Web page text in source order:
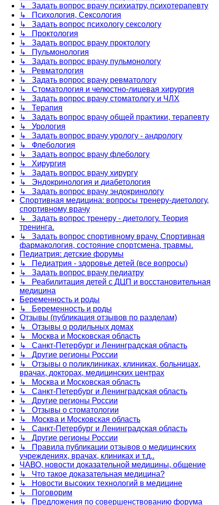
↳ Задать вопрос врачу психиатру, психотерапевту
↳ Психология, Сексология
↳ Задать вопрос психологу сексологу
↳ Проктология
↳ Задать вопрос врачу проктологу
↳ Пульмонология
↳ Задать вопрос врачу пульмонологу
↳ Ревматология
↳ Задать вопрос врачу ревматологу
↳ Стоматология и челюстно-лицевая хирургия
↳ Задать вопрос врачу стоматологу и ЧЛХ
↳ Терапия
↳ Задать вопрос врачу общей практики, терапевту
↳ Урология
↳ Задать вопрос врачу урологу - андрологу
↳ Флебология
↳ Задать вопрос врачу флебологу
↳ Хирургия
↳ Задать вопрос врачу хирургу
↳ Эндокринология и диабетология
↳ Задать вопрос врачу эндокринологу
Спортивная медицина: вопросы тренеру-диетологу,
спортивному врачу
↳ Задать вопрос тренеру - диетологу. Теория
тренинга.
↳ Задать вопрос спортивному врачу. Спортивная
фармакология, состояние спортсмена, травмы.
Педиатрия: детские форумы
↳ Педиатрия - здоровье детей (все вопросы)
↳ Задать вопрос врачу педиатру
↳ Реабилитация детей с ДЦП и восстановительная
медицина
Беременность и роды
↳ Беременность и роды
Отзывы (публикация отзывов по разделам)
↳ Отзывы о родильных домах
↳ Москва и Московская область
↳ Санкт-Петербург и Ленинградская область
↳ Другие регионы России
↳ Отзывы о поликлиниках, клиниках, больницах,
врачах, докторах, медицинских центрах
↳ Москва и Московская область
↳ Санкт-Петербург и Ленинградская область
↳ Другие регионы России
↳ Отзывы о стоматологии
↳ Москва и Московская область
↳ Санкт-Петербург и Ленинградская область
↳ Другие регионы России
↳ Правила публикации отзывов о медицинских
учреждениях, врачах, клиниках и т.д..
ЧАВО, новости доказательной медицины, общение
↳ Что такое доказательная медицина?
↳ Новости высоких технологий в медицине
↳ Поговорим
↳ Предложения по совершенствованию форума